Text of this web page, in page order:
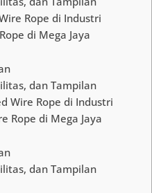
Rope di Industri
di Mega Jaya
dan Tampilan
Wire Rope di Industri
Rope di Mega Jaya
dan Tampilan